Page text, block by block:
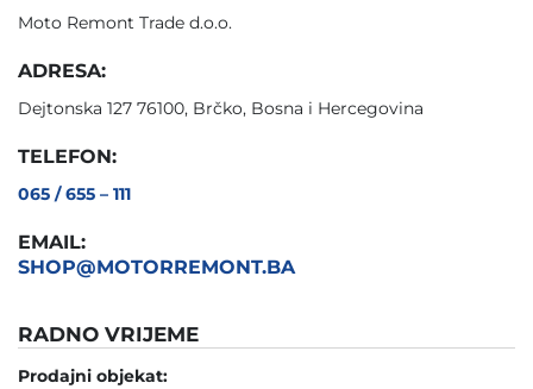
Moto Remont Trade d.o.o.
ADRESA:
Dejtonska 127 76100, Brčko, Bosna i Hercegovina
TELEFON:
065 / 655 – 111
EMAIL:
SHOP@MOTORREMONT.BA
RADNO VRIJEME
Prodajni objekat: